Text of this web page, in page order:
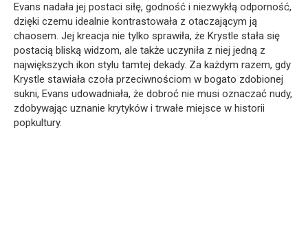
Evans nadała jej postaci siłę, godność i niezwykłą odporność,
dzięki czemu idealnie kontrastowała z otaczającym ją
chaosem. Jej kreacja nie tylko sprawiła, że Krystle stała się
postacią bliską widzom, ale także uczyniła z niej jedną z
największych ikon stylu tamtej dekady. Za każdym razem, gdy
Krystle stawiała czoła przeciwnościom w bogato zdobionej
sukni, Evans udowadniała, że dobroć nie musi oznaczać nudy,
zdobywając uznanie krytyków i trwałe miejsce w historii
popkultury.